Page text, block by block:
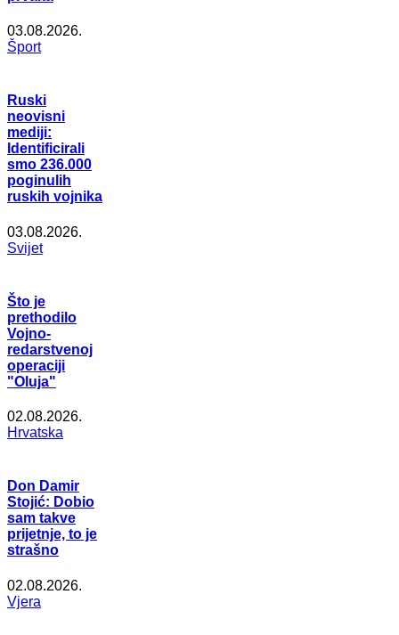
03.08.2026.
Šport
Ruski
neovisni
mediji:
Identificirali
smo 236.000
poginulih
ruskih vojnika
03.08.2026.
Svijet
Što je
prethodilo
Vojno-
redarstvenoj
operaciji
"Oluja"
02.08.2026.
Hrvatska
Don Damir
Stojić: Dobio
sam takve
prijetnje, to je
strašno
02.08.2026.
Vjera